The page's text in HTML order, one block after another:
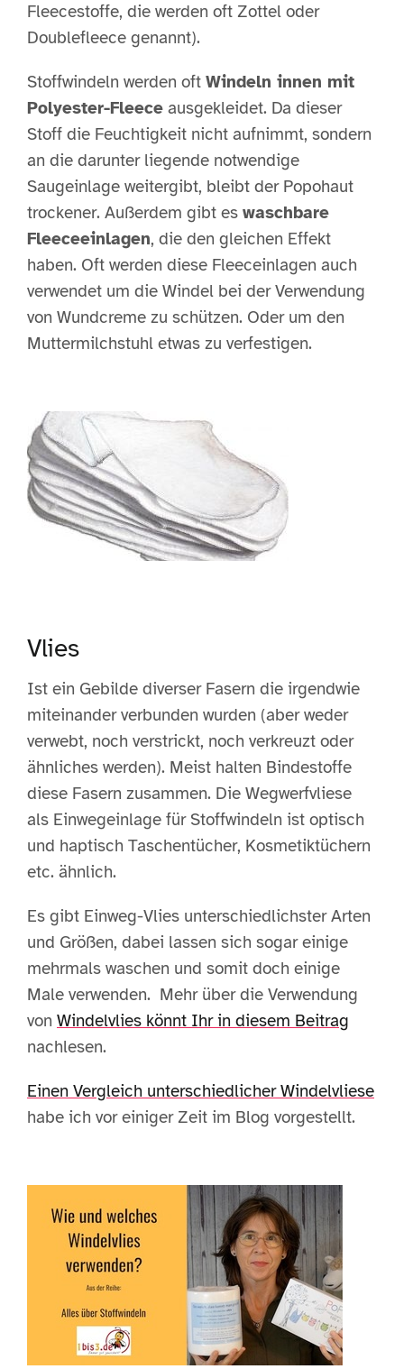
Fleecestoffe, die werden oft Zottel oder
Doublefleece genannt).
Stoffwindeln werden oft Windeln innen mit
Polyester-Fleece ausgekleidet. Da dieser
Stoff die Feuchtigkeit nicht aufnimmt, sondern
an die darunter liegende notwendige
Saugeinlage weitergibt, bleibt der Popohaut
trockener. Außerdem gibt es waschbare
Fleeceeinlagen, die den gleichen Effekt
haben. Oft werden diese Fleeceinlagen auch
verwendet um die Windel bei der Verwendung
von Wundcreme zu schützen. Oder um den
Muttermilchstuhl etwas zu verfestigen.
Vlies
Ist ein Gebilde diverser Fasern die irgendwie
miteinander verbunden wurden (aber weder
verwebt, noch verstrickt, noch verkreuzt oder
ähnliches werden). Meist halten Bindestoffe
diese Fasern zusammen. Die Wegwerfvliese
als Einwegeinlage für Stoffwindeln ist optisch
und haptisch Taschentücher, Kosmetiktüchern
etc. ähnlich.
Es gibt Einweg-Vlies unterschiedlichster Arten
und Größen, dabei lassen sich sogar einige
mehrmals waschen und somit doch einige
Male verwenden. Mehr über die Verwendung
von Windelvlies könnt Ihr in diesem Beitrag
nachlesen.
Einen Vergleich unterschiedlicher Windelvliese
habe ich vor einiger Zeit im Blog vorgestellt.